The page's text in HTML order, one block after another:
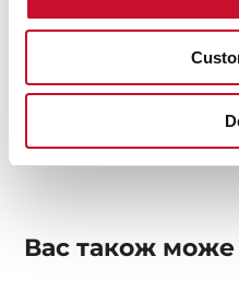
Вас також може